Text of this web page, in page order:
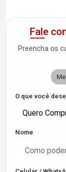
Fale
Preencha os
O que você
Quero
Nome